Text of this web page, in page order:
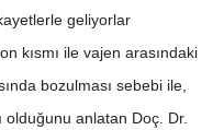
geliyorlar
kısmı ile vajen arasındaki
bozulması sebebi ile,
olduğunu anlatan Doç. Dr.